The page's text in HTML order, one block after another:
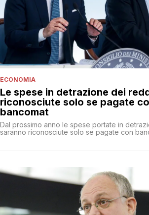
ECONOMIA
Le spese in detrazione dei
riconosciute solo se pagate
bancomat
Dal prossimo anno le spese portate in
saranno riconosciute solo se pagate con